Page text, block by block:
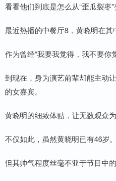
看看他们到底是怎么从“歪瓜裂枣”
最近热播的中餐厅8，黄晓明在其
作为曾经“我要我觉得，我不要你
到现在，身为演艺前辈却能主动
的女嘉宾。
黄晓明的细致体贴，让无数观众为
不仅如此，虽然黄晓明已有46岁。
但其帅气程度丝毫不亚于节目中的